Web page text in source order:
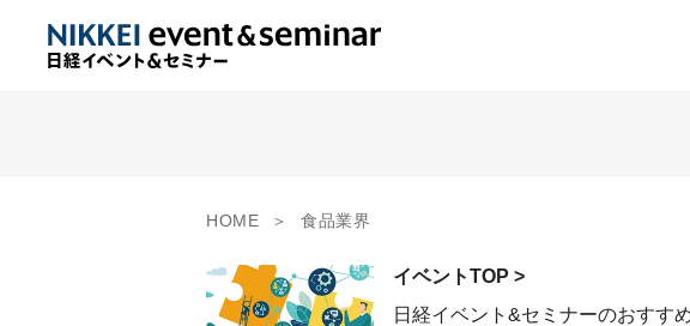
HOME 食品業界
イベントTOP >
日経イベント&セミナーのおすす